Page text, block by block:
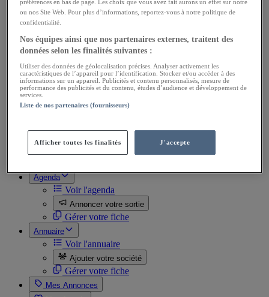
Ventes Utilitaires
Ventes de pièces
Achats de pièces
Divers
Achats Docs, automobilia
Ventes Miniatures
Achats Miniatures
Ventes Divers
Achats Divers
Passer une annonce
Agenda
Voir l'agenda
Annoncer votre sortie
Gérer votre fiche
Annuaire
Voir l'annuaire
Ajouter votre société
Gérer votre fiche
Mes Annonces
préférences en bas de page. Les choix que vous avez fait aurons un effet sur notre
ou nos Site Web. Pour plus d’informations, reportez-vous à notre politique de
confidentialité.
Nos équipes ainsi que nos partenaires externes, traitent des
données selon les finalités suivantes :
Utiliser des données de géolocalisation précises. Analyser activement les
caractéristiques de l’appareil pour l’identification. Stocker et/ou accéder à des
informations sur un appareil. Publicités et contenu personnalisés, mesure de
performance des publicités et du contenu, études d’audience et développement de
services.
Liste de nos partenaires (fournisseurs)
Afficher toutes les finalités J'accepte